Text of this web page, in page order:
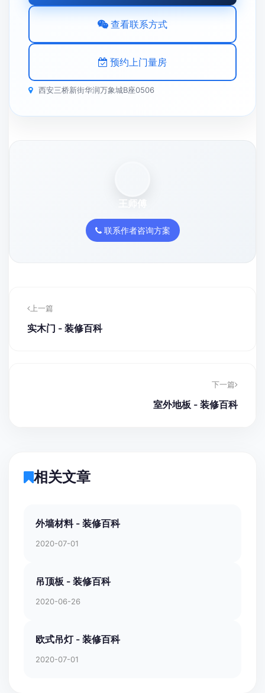
查看联系方式
预约上门量房
西安三桥新街华润万象城B座0506
王师傅
联系作者咨询方案
上一篇
实木门 - 装修百科
下一篇
室外地板 - 装修百科
相关文章
外墙材料 - 装修百科
2020-07-01
吊顶板 - 装修百科
2020-06-26
欧式吊灯 - 装修百科
2020-07-01